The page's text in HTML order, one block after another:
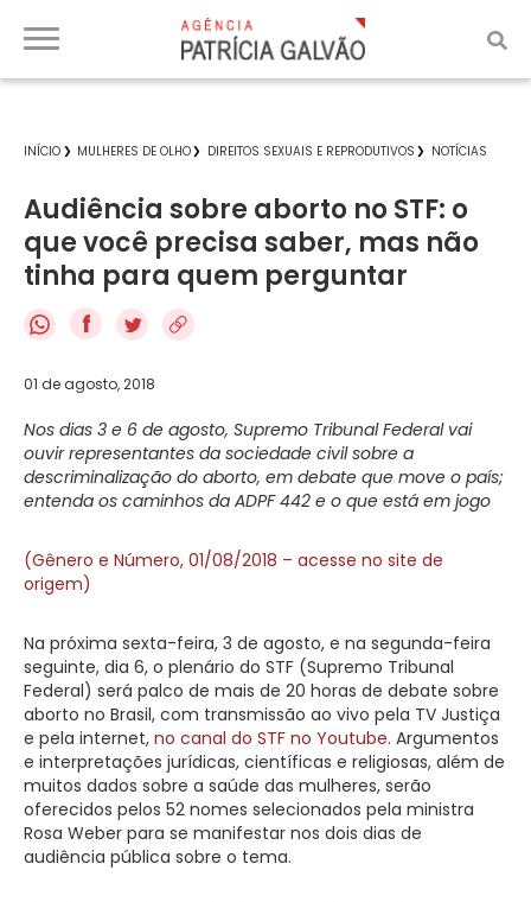
INÍCIO MULHERES DE OLHO DIREITOS SEXUAIS E REPRODUTIVOS NOTÍCIAS
Audiência sobre aborto no STF: o
que você precisa saber, mas não
tinha para quem perguntar
f
01 de agosto, 2018
Nos dias 3 e 6 de agosto, Supremo Tribunal Federal vai
ouvir representantes da sociedade civil sobre a
descriminalização do aborto, em debate que move o país;
entenda os caminhos da ADPF 442 e o que está em jogo
(Gênero e Número, 01/08/2018 – acesse no site de
origem)
Na próxima sexta-feira, 3 de agosto, e na segunda-feira
seguinte, dia 6, o plenário do STF (Supremo Tribunal
Federal) será palco de mais de 20 horas de debate sobre
aborto no Brasil, com transmissão ao vivo pela TV Justiça
e pela internet, no canal do STF no Youtube. Argumentos
e interpretações jurídicas, científicas e religiosas, além de
muitos dados sobre a saúde das mulheres, serão
oferecidos pelos 52 nomes selecionados pela ministra
Rosa Weber para se manifestar nos dois dias de
audiência pública sobre o tema.